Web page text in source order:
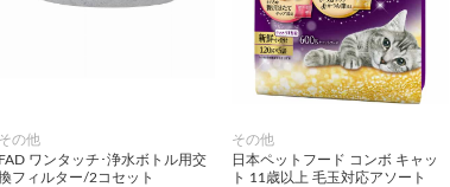
その他
FAD ワンタッチ･浄水ボトル用交
フィルター/2コセット
その他
日本ペットフード コンボ キャッ
ト 11歳以上 毛玉対応アソート